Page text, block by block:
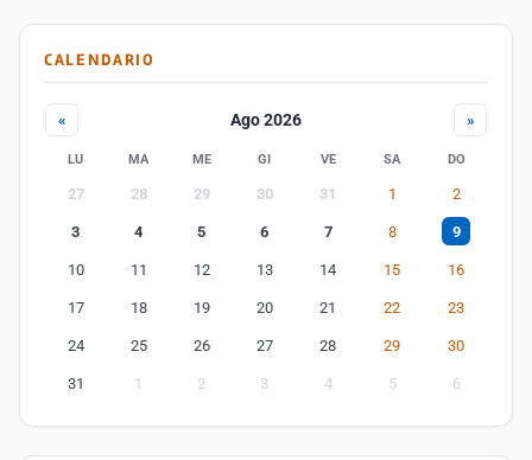
CALENDARIO
« Ago 2026 »
LU MA ME GI VE SA DO
27 28 29 30 31 1 2
3 4 5 6 7 8 9
10 11 12 13 14 15 16
17 18 19 20 21 22 23
24 25 26 27 28 29 30
31 1 2 3 4 5 6